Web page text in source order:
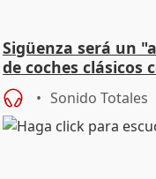
Sigüenza será un
de coches clásicos
Sonido Totales